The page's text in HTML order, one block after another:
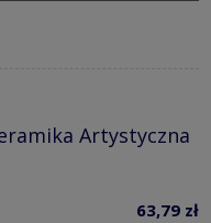
Artystyczna
63,79 zł